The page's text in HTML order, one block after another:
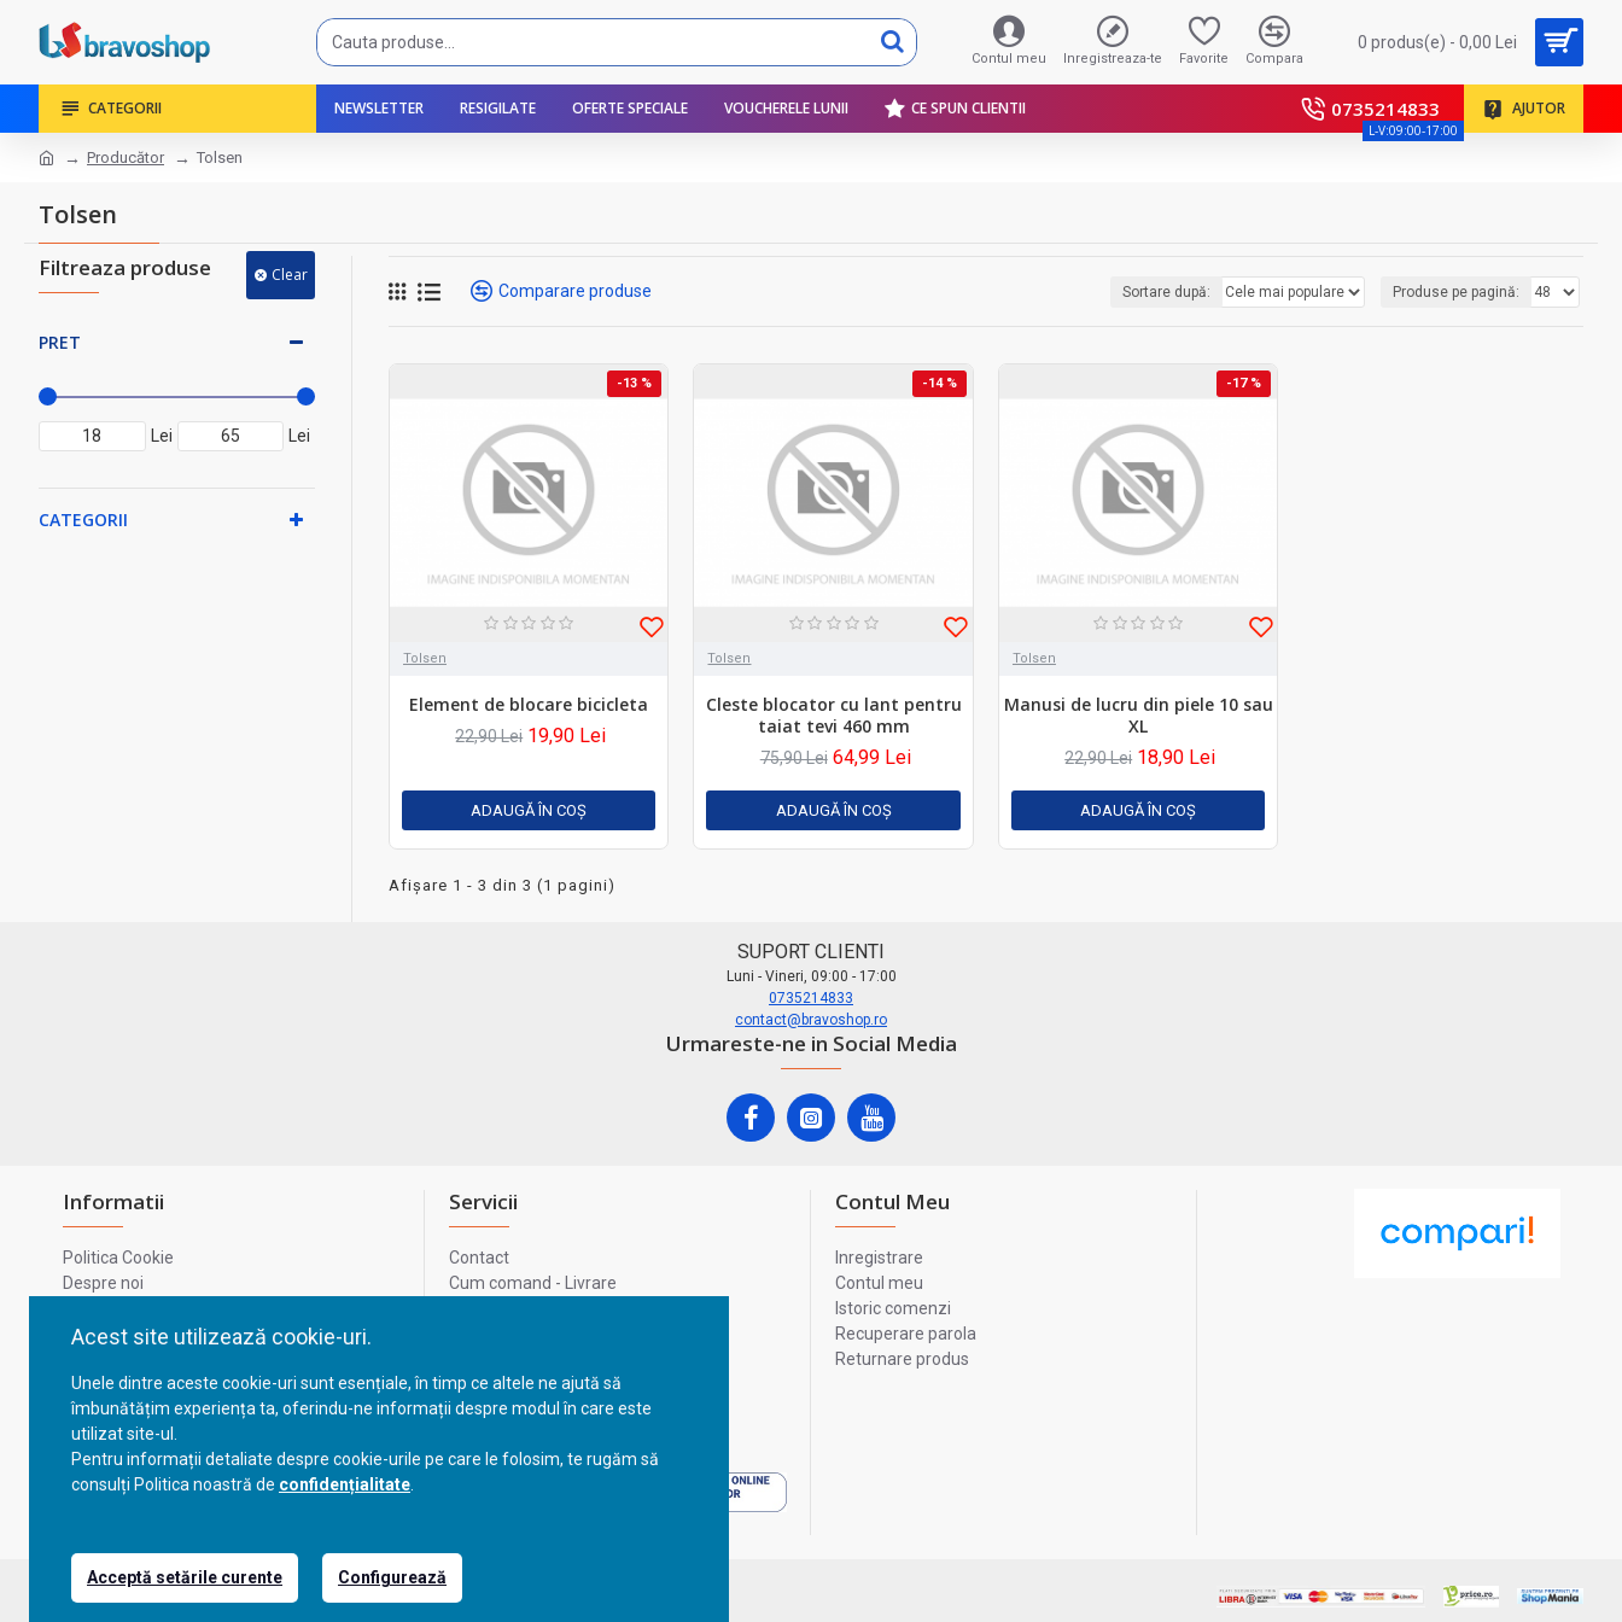
Acest site utilizează cookie-uri.
Unele dintre aceste cookie-uri sunt esențiale, în timp ce altele ne ajută să
îmbunătățim experiența ta, oferindu-ne informații despre modul în care este
utilizat site-ul.
Pentru informații detaliate despre cookie-urile pe care le folosim, te rugăm să
consulți Politica noastră de confidențialitate
Acceptă setările curente Configurează
Contul meu Inregistreaza-te Favorite Compara
0 produs(e) - 0,00 Lei
CATEGORII NEWSLETTER RESIGILATE OFERTE SPECIALE VOUCHERELE LUNII CE SPUN CLIENTII 0735214833
L-V:09:00-17:00
AJUTOR
Producător Tolsen
Tolsen
Filtreaza produse Clear
PRET
Lei Lei
CATEGORII
Comparare produse Sortare după: Produse pe pagină:
-13 %
Tolsen
Element de blocare bicicleta
22,90 Lei 19,90 Lei
ADAUGĂ ÎN COŞ
-14 %
Tolsen
Cleste blocator cu lant pentru
taiat tevi 460 mm
75,90 Lei 64,99 Lei
ADAUGĂ ÎN COŞ
-17 %
Tolsen
Manusi de lucru din piele 10 sau
XL
22,90 Lei 18,90 Lei
ADAUGĂ ÎN COŞ
Afişare 1 - 3 din 3 (1 pagini)
SUPORT CLIENTI
Luni - Vineri, 09:00 - 17:00
0735214833
contact@bravoshop.ro
Urmareste-ne in Social Media
Informatii
Politica Cookie
Despre noi
Confidentialitate
GDPR - Datele tale
Servicii
Contact
Cum comand - Livrare
ANPC
ANPC - SAL
Cum comand - Livrare
Contul Meu
Inregistrare
Contul meu
Istoric comenzi
Recuperare parola
Returnare produs
Copyright © 2023, BravoShop, toate drepturile rezervate!